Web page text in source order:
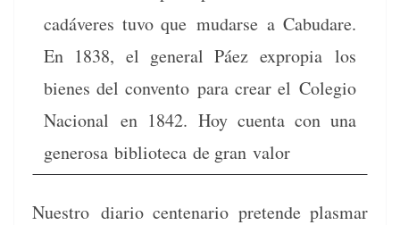
cadáveres tuvo que mudarsea Cabu­dare.
En 1838, el gen­er­al Páez expropia los
bienes del con­ven­to para crear el Cole­gio
Nacionalen 1842. Hoy cuen­ta con una
gen­erosa bib­liote­ca de gran valor
Nue­stro diario cen­te­nario pre­tende plas­mar